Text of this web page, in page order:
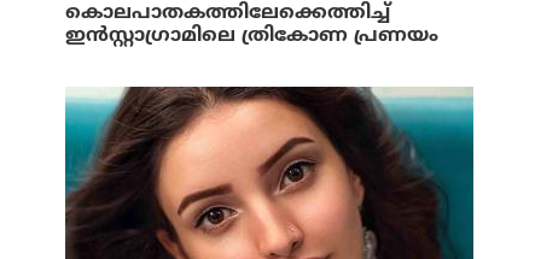
കൊലപാതകത്തിലേക്കെത്തിച്ച്
ഇന്‍സ്റ്റാഗ്രാമിലെ ത്രികോണ പ്രണയം